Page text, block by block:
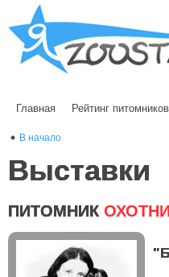
Главная Рейтинг питомников
В начало
Выставки
ПИТОМНИК